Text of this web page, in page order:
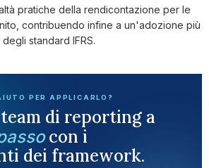
pratiche della rendicontazione per le
contribuendo infine a un'adozione più
standard IFRS.
PER APPLICARLO?
di reporting a
con i
dei framework.